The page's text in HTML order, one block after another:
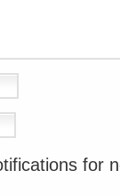
for